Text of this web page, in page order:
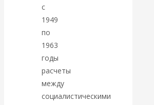
Валентин
КАтасонов.
Может ли
Америка
с
1949
по
1963
годы
расчеты
между
социалистическими